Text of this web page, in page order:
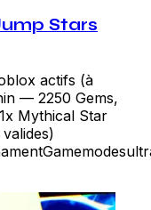
Stars
actifs (à
— 2250 Gems,
Mythical Star